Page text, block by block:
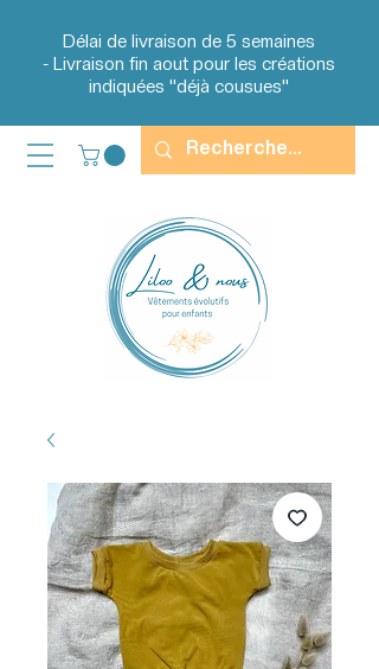
Délai de livraison de 5 semaines
-Livraison fin aout pour les créations
indiquées "déjà cousues"